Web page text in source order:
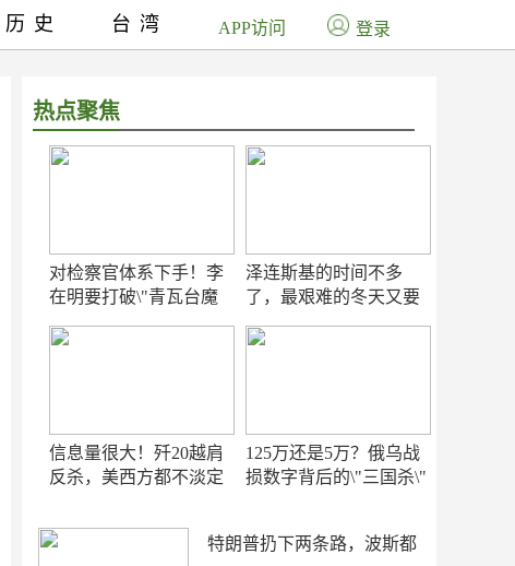
热点聚焦
对检察官体系下手！李
在明要打破\"青瓦台魔
泽连斯基的时间不多
了，最艰难的冬天又要
信息量很大！歼20越肩
反杀，美西方都不淡定
125万还是5万？俄乌战
损数字背后的\"三国杀\"
特朗普扔下两条路，波斯都
历史 台湾 APP访问 登录